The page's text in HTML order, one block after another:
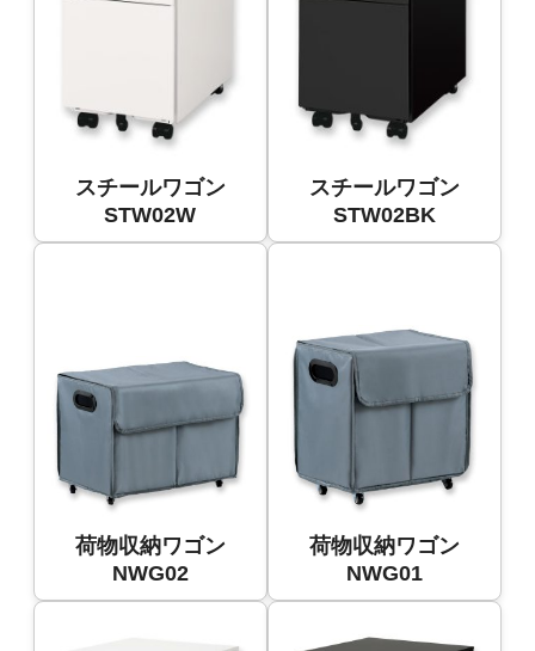
スチールワゴン
STW02W
スチールワゴン
STW02BK
荷物収納ワゴン
NWG02
荷物収納ワゴン
NWG01